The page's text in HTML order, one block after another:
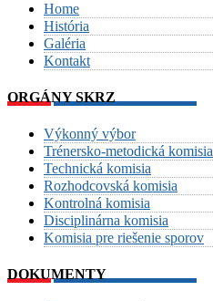
Home
História
Galéria
Kontakt
ORGÁNY SKRZ
Výkonný výbor
Trénersko-metodická komisia
Technická komisia
Rozhodcovská komisia
Kontrolná komisia
Disciplinárna komisia
Komisia pre riešenie sporov
DOKUMENTY